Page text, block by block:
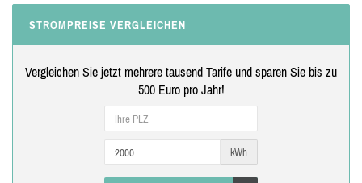
STROMPREISE VERGLEICHEN
Vergleichen Sie jetzt mehrere tausend Tarife und sparen Sie bis zu
500 Euro pro Jahr!
kWh